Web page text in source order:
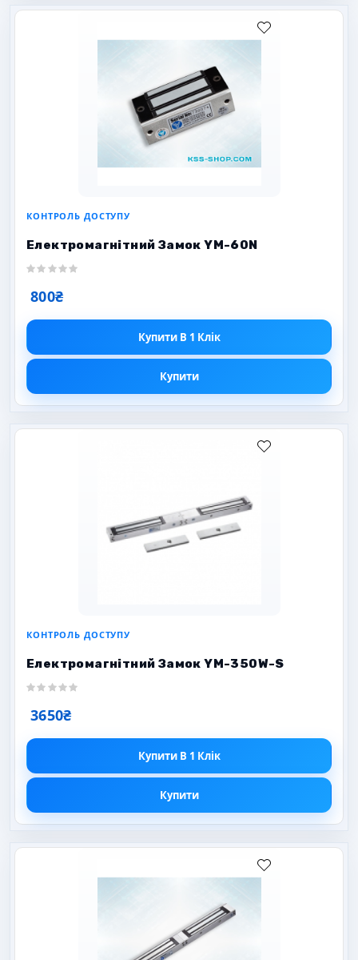
КОНТРОЛЬ ДОСТУПУ
Електромагнітний Замок YM-60N
800₴
Купити В 1 Клік
Купити
КОНТРОЛЬ ДОСТУПУ
Електромагнітний Замок YM-350W-S
3650₴
Купити В 1 Клік
Купити